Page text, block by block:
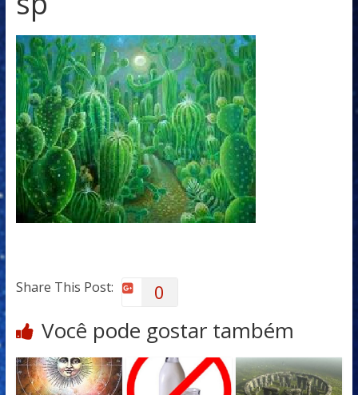
Share This Post: 0
Você pode gostar também